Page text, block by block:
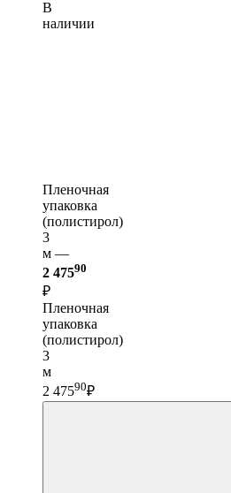
В
наличии
Пленочная
упаковка
(полистирол)
3
м —
2 47590
₽
Пленочная
упаковка
(полистирол)
3
м
2 47590₽